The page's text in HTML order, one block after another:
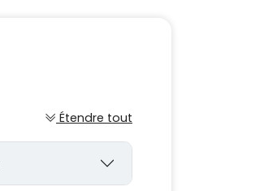
Étendre tout